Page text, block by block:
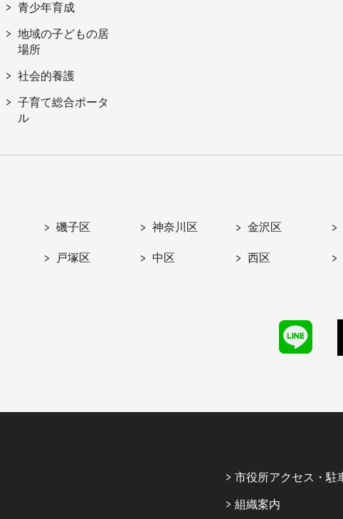
青少年育成
地域の子どもの居
場所
社会的養護
子育て総合ポータ
ル
磯子区 神奈川区 金沢区
戸塚区 中区 西区
市役所アクセス・駐
組織案内